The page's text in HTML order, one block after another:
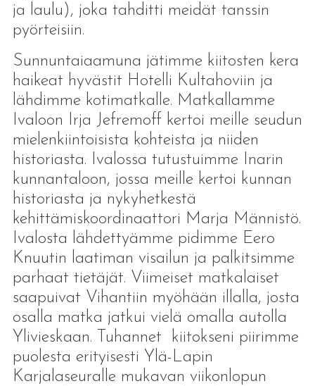
ja laulu), joka tahditti meidät tanssin
pyörteisiin.
Sunnuntaiaamuna jätimme kiitosten kera
haikeat hyvästit Hotelli Kultahoviin ja
lähdimme kotimatkalle. Matkallamme
Ivaloon Irja Jefremoff kertoi meille seudun
mielenkiintoisista kohteista ja niiden
historiasta. Ivalossa tutustuimme Inarin
kunnantaloon, jossa meille kertoi kunnan
historiasta ja nykyhetkestä
kehittämiskoordinaattori Marja Männistö.
Ivalosta lähdettyämme pidimme Eero
Knuutin laatiman visailun ja palkitsimme
parhaat tietäjät. Viimeiset matkalaiset
saapuivat Vihantiin myöhään illalla, josta
osalla matka jatkui vielä omalla autolla
Ylivieskaan. Tuhannet kiitokseni piirimme
puolesta erityisesti Ylä-Lapin
Karjalaseuralle mukavan viikonlopun